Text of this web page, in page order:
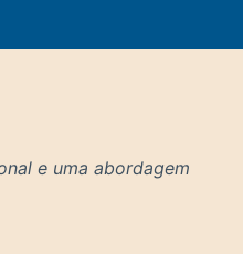
e uma abordagem